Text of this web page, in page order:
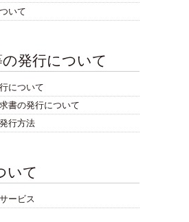
いて
発行について
について
書の発行について
行方法
いて
ービス